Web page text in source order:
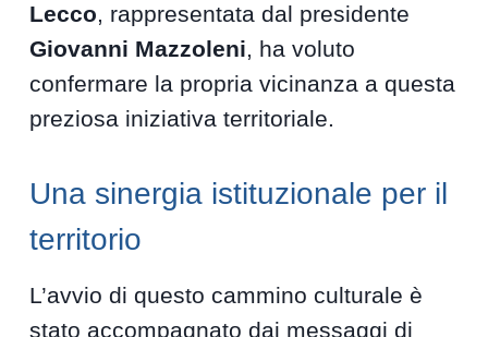
Lecco, rappresentata dal presidente
Giovanni Mazzoleni, ha voluto
confermare la propria vicinanza a questa
preziosa iniziativa territoriale.
Una sinergia istituzionale per il
territorio
L’avvio di questo cammino culturale è
stato accompagnato dai messaggi di